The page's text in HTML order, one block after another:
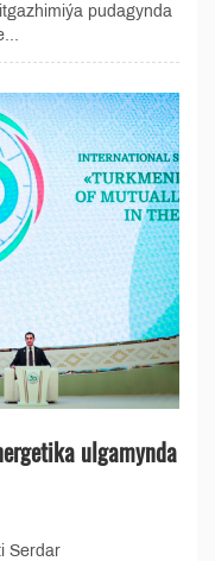
pudagynda
ulgamynda
Serdar